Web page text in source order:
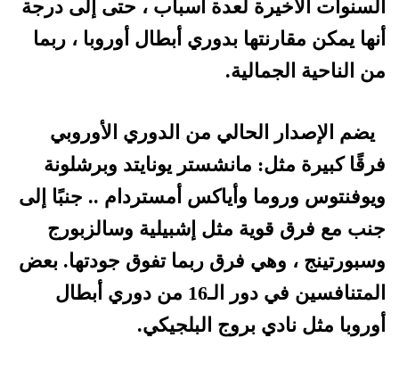
السنوات الأخيرة لعدة أسباب ، حتى إلى درجة
أنها يمكن مقارنتها بدوري أبطال أوروبا ، ربما
من الناحية الجمالية.
يضم الإصدار الحالي من الدوري الأوروبي
فرقًا كبيرة مثل: مانشستر يونايتد وبرشلونة
ويوفنتوس وروما وأياكس أمستردام .. جنبًا إلى
جنب مع فرق قوية مثل إشبيلية وسالزبورج
وسبورتينج ، وهي فرق ربما تفوق جودتها. بعض
المتنافسين في دور الـ16 من دوري أبطال
أوروبا مثل نادي بروج البلجيكي.